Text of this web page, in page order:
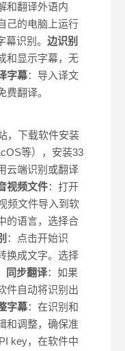
和翻译外语内
己的电脑上运行
识别。 边识别
和显示字幕，无
字幕：导入译文
翻译。
，下载软件安装
等），安装33
云端识别或翻译
视频文件：打开
频文件导入到软
的语言，选择合
：点击开始识
换成文字。选择
同步翻译：如果
件自动将识别出
字幕：在识别和
和调整，确保准
key，在软件中